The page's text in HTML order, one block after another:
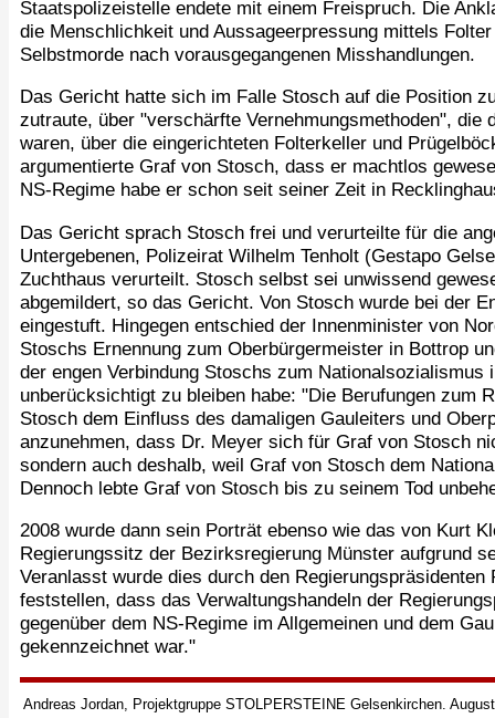
Staatspolizeistelle endete mit einem Freispruch. Die
die Menschlichkeit und Aussageerpressung mittels
Selbstmorde nach vorausgegangenen Misshandlungen.
Das Gericht hatte sich im Falle Stosch auf die Position
zutraute, über "verschärfte Vernehmungsmethoden",
waren, über die eingerichteten Folterkeller und
argumentierte Graf von Stosch, dass er machtlos
NS-Regime habe er schon seit seiner Zeit in
Das Gericht sprach Stosch frei und verurteilte für die
Untergebenen, Polizeirat Wilhelm Tenholt (Gestapo
Zuchthaus verurteilt. Stosch selbst sei unwissend
abgemildert, so das Gericht. Von Stosch wurde bei der
eingestuft. Hingegen entschied der Innenminister von
Stoschs Ernennung zum Oberbürgermeister in Bottrop
der engen Verbindung Stoschs zum Nationalsozialismus
unberücksichtigt zu bleiben habe: "Die Berufungen zum
Stosch dem Einfluss des damaligen Gauleiters und
anzunehmen, dass Dr. Meyer sich für Graf von Stosch
sondern auch deshalb, weil Graf von Stosch dem
Dennoch lebte Graf von Stosch bis zu seinem Tod
2008 wurde dann sein Porträt ebenso wie das von Kurt
Regierungssitz der Bezirksregierung Münster aufgrund
Veranlasst wurde dies durch den
feststellen, dass das Verwaltungshandeln der
gegenüber dem NS-Regime im Allgemeinen und dem
gekennzeichnet war."
Andreas Jordan, Projektgruppe STOLPERSTEINE Gelsenkirchen.